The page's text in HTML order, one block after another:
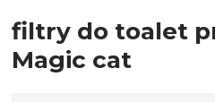
filtry do toalet
Magic cat